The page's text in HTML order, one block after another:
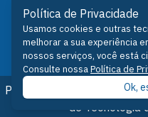
IPTU
Política de Privacidade
Fale Conosco
Prefeitura de Santarém ©
de Tecnologia
Política de Privacidade
Usamos cookies e outras
melhorar a sua experiência
nossos serviços, você está
Consulte nossaPolítica de
Ok,